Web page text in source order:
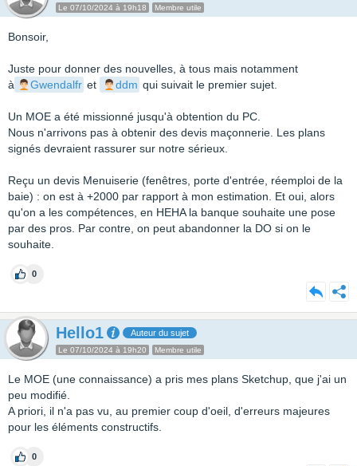
Le 07/10/2024 à 19h18 Membre utile
Bonsoir,
Juste pour donner des nouvelles, à tous mais notamment
à
Gwendalfr et ddm qui suivait le premier sujet.
Un MOE a été missionné jusqu'à obtention du PC.
Nous n'arrivons pas à obtenir des devis maçonnerie. Les plans
signés devraient rassurer sur notre sérieux.
Reçu un devis Menuiserie (fenêtres, porte d'entrée, réemploi de la
baie) : on est à +2000 par rapport à mon estimation. Et oui, alors
qu'on a les compétences, en HEHA la banque souhaite une pose
par des pros. Par contre, on peut abandonner la DO si on le
souhaite.
0
Hello1 Auteur du sujet
Le 07/10/2024 à 19h20 Membre utile
Le MOE (une connaissance) a pris mes plans Sketchup, que j'ai un
peu modifié.
A priori, il n'a pas vu, au premier coup d'oeil, d'erreurs majeures
pour les éléments constructifs.
0